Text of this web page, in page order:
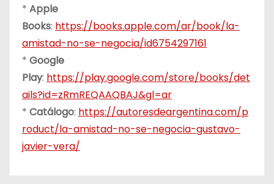
* Apple
Books: https://books.apple.com/ar/book/la-
amistad-no-se-negocia/id6754297161
* Google
Play: https://play.google.com/store/books/det
ails?id=zRmREQAAQBAJ&gl=ar
* Catálogo: https://autoresdeargentina.com/p
roduct/la-amistad-no-se-negocia-gustavo-
javier-vera/